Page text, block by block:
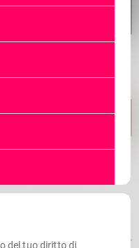
del tuo diritto di